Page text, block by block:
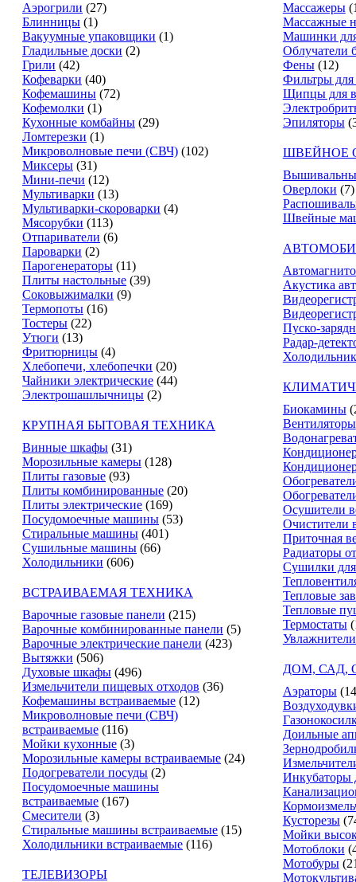
Аэрогрили (27)
Блинницы (1)
Вакуумные упаковщики (1)
Гладильные доски (2)
Грили (42)
Кофеварки (40)
Кофемашины (72)
Кофемолки (1)
Кухонные комбайны (29)
Ломтерезки (1)
Микроволновые печи (СВЧ) (102)
Миксеры (31)
Мини-печи (12)
Мультиварки (13)
Мультиварки-скороварки (4)
Мясорубки (113)
Отпариватели (6)
Пароварки (2)
Парогенераторы (11)
Плиты настольные (39)
Соковыжималки (9)
Термопоты (16)
Тостеры (22)
Утюги (13)
Фритюрницы (4)
Хлебопечи, хлебопечки (20)
Чайники электрические (44)
Электрошашлычницы (2)
КРУПНАЯ БЫТОВАЯ ТЕХНИКА
Винные шкафы (31)
Морозильные камеры (128)
Плиты газовые (93)
Плиты комбинированные (20)
Плиты электрические (169)
Посудомоечные машины (53)
Стиральные машины (401)
Сушильные машины (66)
Холодильники (606)
ВСТРАИВАЕМАЯ ТЕХНИКА
Варочные газовые панели (215)
Варочные комбинированные панели (5)
Варочные электрические панели (423)
Вытяжки (506)
Духовые шкафы (496)
Измельчители пищевых отходов (36)
Кофемашины встраиваемые (12)
Микроволновые печи (СВЧ)
встраиваемые (116)
Мойки кухонные (3)
Морозильные камеры встраиваемые (24)
Подогреватели посуды (2)
Посудомоечные машины
встраиваемые (167)
Смесители (3)
Стиральные машины встраиваемые (15)
Холодильники встраиваемые (116)
ТЕЛЕВИЗОРЫ
Массажеры
Массажные
Машинки
Облучатели
Фены (12)
Фильтры
Щипцы для
Эпиляторы
ШВЕЙНОЕ
Оверлоки (7)
Швейные
Акустика
Пуско-
Радар-
Биокамины
Вентиляторы
Осушители
Очистители
Приточная
Радиаторы
Сушилки
Тепловые
Тепловые
Термостаты
ДОМ, САД,
Аэраторы
Доильные
Инкубаторы
Кусторезы
Мойки
Мотоблоки
Мотобуры